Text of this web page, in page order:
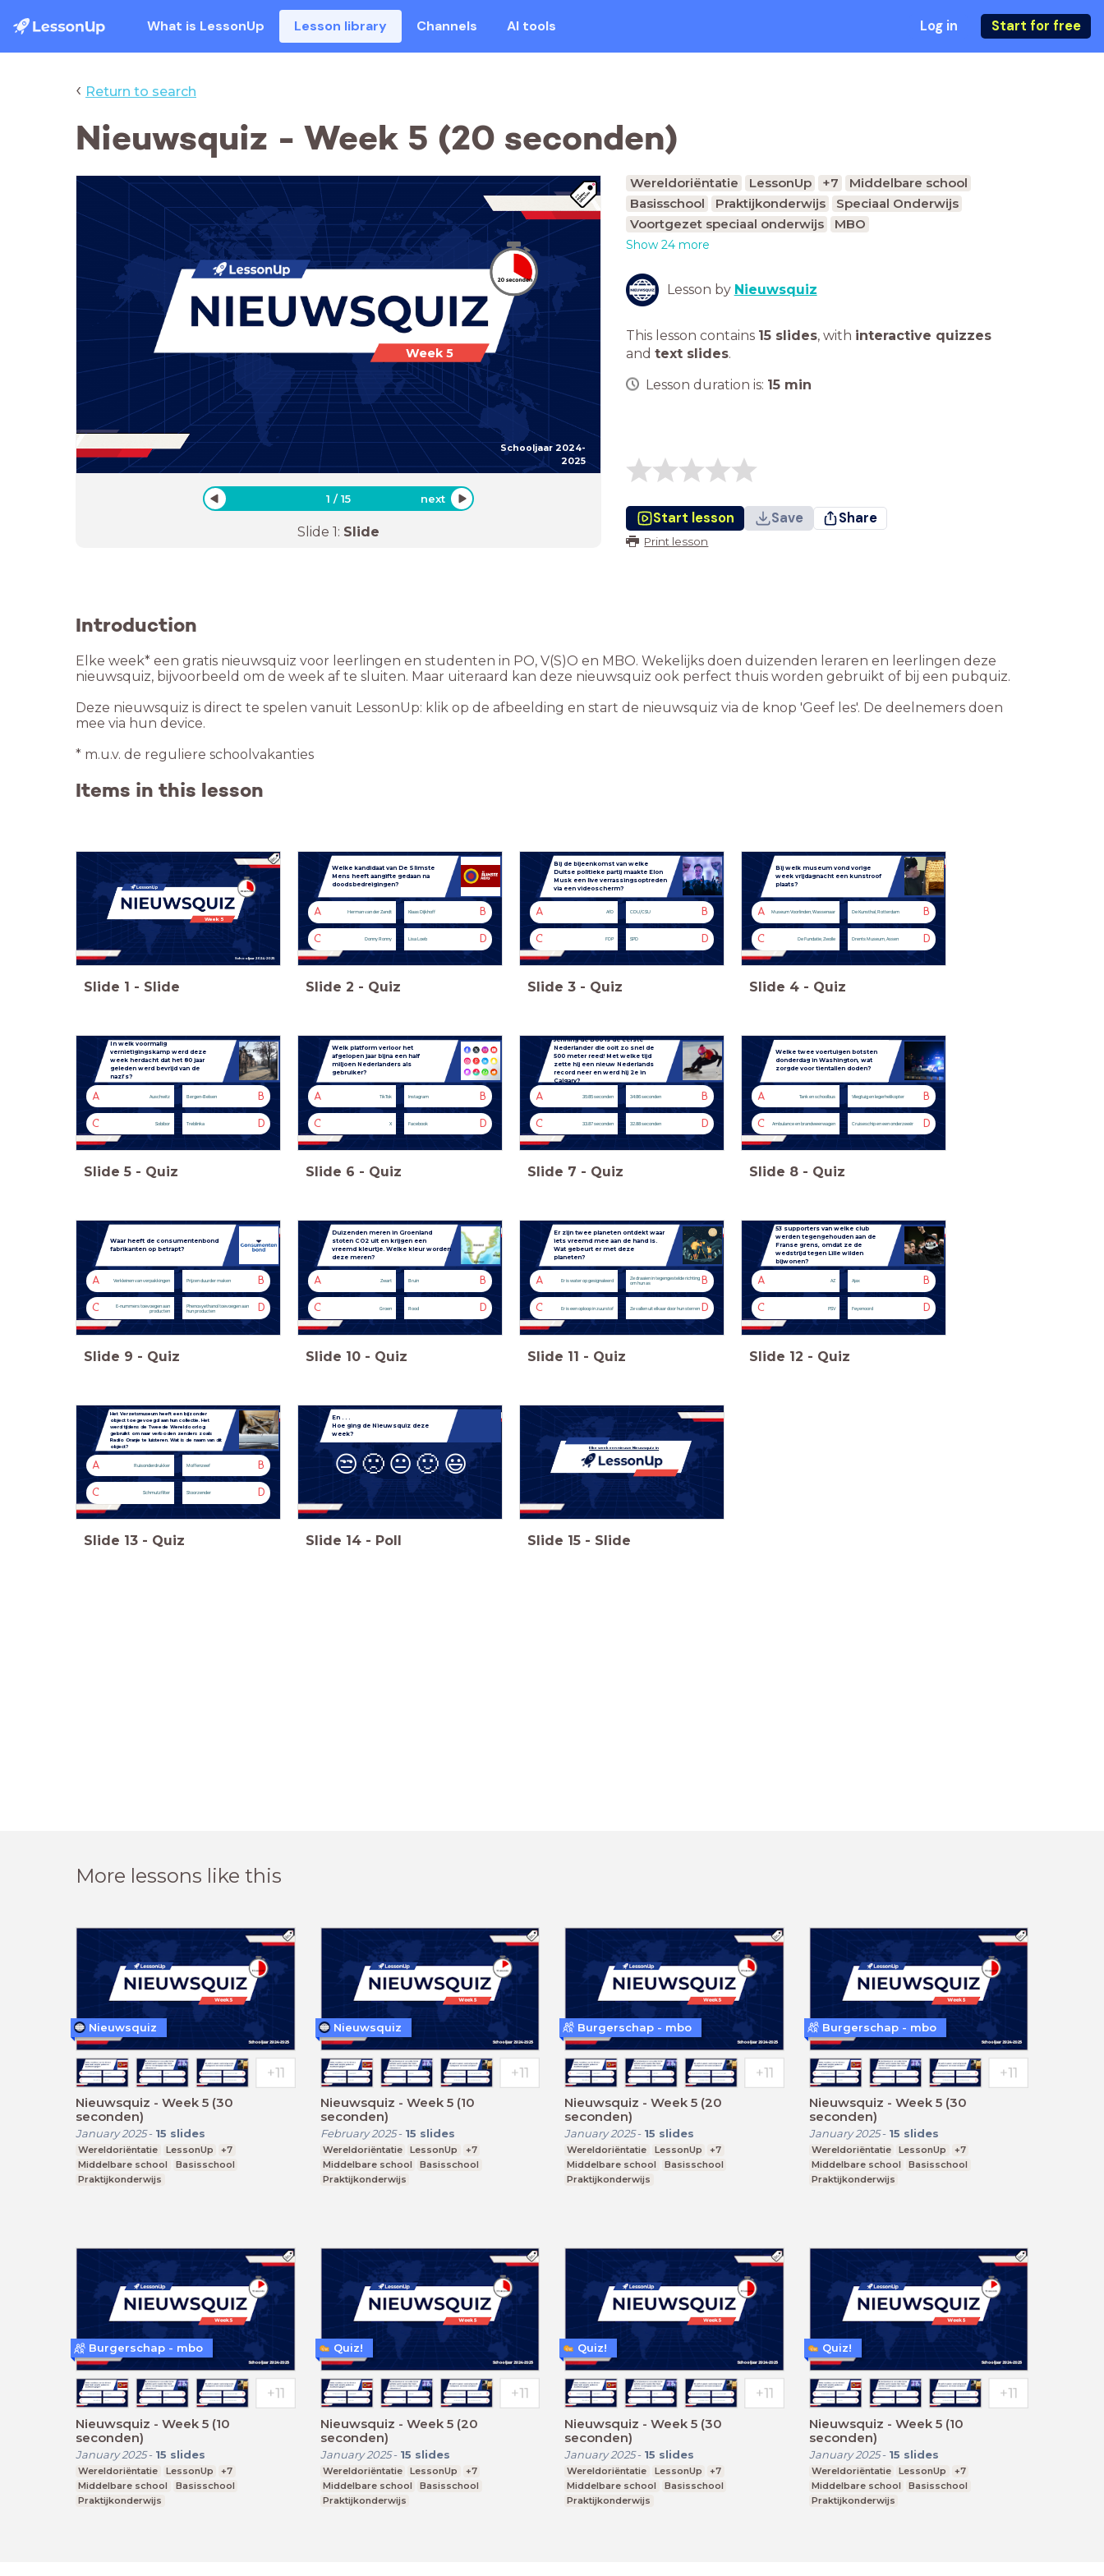
What is LessonUp Lesson library Channels AI tools Log in Start for free
‹ Return to search
Nieuwsquiz - Week 5 (20 seconden)
Week 5
Schooljaar 2024-
2025
1 /15 next
Slide 1: Slide
Wereldoriëntatie LessonUp +7
Middelbare school
Basisschool
Praktijkonderwijs
Speciaal Onderwijs
Voortgezet speciaal onderwijs
MBO
Show 24 more
Lesson by Nieuwsquiz
This lesson contains 15 slides, with interactive quizzes
and text slides.
Lesson duration is: 15 min
Start lesson Save Share
Print lesson
Introduction
Elke week* een gratis nieuwsquiz voor leerlingen en studenten in PO, V(S)O en MBO. Wekelijks doen duizenden leraren en leerlingen deze
nieuwsquiz, bijvoorbeeld om de week af te sluiten. Maar uiteraard kan deze nieuwsquiz ook perfect thuis worden gebruikt of bij een pubquiz.
Deze nieuwsquiz is direct te spelen vanuit LessonUp: klik op de afbeelding en start de nieuwsquiz via de knop 'Geef les'. De deelnemers doen
mee via hun device.
* m.u.v. de reguliere schoolvakanties
Items in this lesson
Week 5
Schooljaar 2024-2025
Slide 1 - Slide
Welke kandidaat van De Slimste
Mens heeft aangifte gedaan na
doodsbedreigingen?
A Herman van der Zandt B
Klaas Dijkhoff
C Donny Ronny D
Lisa Loeb
Slide 2 - Quiz
Bij de bijeenkomst van welke
Duitse politieke partij maakte Elon
Musk een live verrassingsoptreden
via een videoscherm?
A AfD B
CDU/CSU
C FDP D
SPD
Slide 3 - Quiz
Bij welk museum vond vorige
week vrijdagnacht een kunstroof
plaats?
A Museum Voorlinden, Wassenaar B
De Kunsthal, Rotterdam
C De Fundatie, Zwolle D
Drents Museum, Assen
Slide 4 - Quiz
In welk voormalig
vernietigingskamp werd deze
week herdacht dat het 80 jaar
geleden werd bevrijd van de
nazi’s?
A Auschwitz B
Bergen-Belsen
C Sobibor D
Treblinka
Slide 5 - Quiz
Welk platform verloor het
afgelopen jaar bijna een half
miljoen Nederlanders als
gebruiker?
A TikTok B
Instagram
C X D
Facebook
Slide 6 - Quiz
Jenning de Boo is de eerste
Nederlander die ooit zo snel de
500 meter reed! Met welke tijd
zette hij een nieuw Nederlands
record neer en werd hij 2e in
Calgary?
A 35:85 seconden B
34:86 seconden
C 33.87 seconden D
32.88 seconden
Slide 7 - Quiz
Welke twee voertuigen botsten
donderdag in Washington, wat
zorgde voor tientallen doden?
A Tank en schoolbus B
Vliegtuig en legerhelikopter
C Ambulance en brandweerwagen D
Cruiseschip en een onderzeeër
Slide 8 - Quiz
Waar heeft de consumentenbond
fabrikanten op betrapt?
A Verkleinen van verpakkingen B
Prijzen duurder maken
C
E-nummers toevoegen aan
producten
D
Phenoxyethanol toevoegen aan
hun producten
Slide 9 - Quiz
Duizenden meren in Groenland
stoten CO2 uit en krijgen een
vreemd kleurtje. Welke kleur worden
deze meren?
A Zwart B
Bruin
C Groen D
Rood
Slide 10 - Quiz
Er zijn twee planeten ontdekt waar
iets vreemd mee aan de hand is.
Wat gebeurt er met deze
planeten?
A Er is water op gesignaleerd B
Ze draaien in tegengestelde richting
om hun as
C Er is een oploop in zuurstof D
Ze vallen uit elkaar door hun sterren
Slide 11 - Quiz
53 supporters van welke club
werden tegengehouden aan de
Franse grens, omdat ze de
wedstrijd tegen Lille wilden
bijwonen?
A AZ B
Ajax
C PSV D
Feyenoord
Slide 12 - Quiz
Het Verzetsmuseum heeft een bijzonder
object toegevoegd aan hun collectie. Het
werd tijdens de Tweede Wereldoorlog
gebruikt om naar verboden zenders zoals
Radio Oranje te luisteren. Wat is de naam van dit
object?
A Ruisonderdrukker B
Moffenzeef
C Schmutzfilter D
Stoorzender
Slide 13 - Quiz
En . . .
Hoe ging de Nieuwsquiz deze
week?
😒🙁 😐🙂 😃
Slide 14 - Poll
Elke week een nieuwe Nieuwsquiz in
Slide 15 - Slide
More lessons like this
Nieuwsquiz - Week 5 (30
seconden)
January 2025- 15 slides
Wereldoriëntatie LessonUp
+7
Middelbare school
Basisschool
Praktijkonderwijs
Nieuwsquiz
Nieuwsquiz - Week 5 (10
seconden)
February 2025- 15 slides
Wereldoriëntatie LessonUp
+7
Middelbare school
Basisschool
Praktijkonderwijs
Nieuwsquiz
Nieuwsquiz - Week 5 (20
seconden)
January 2025- 15 slides
Wereldoriëntatie LessonUp
+7
Middelbare school
Basisschool
Praktijkonderwijs
Burgerschap - mbo
Nieuwsquiz - Week 5 (30
seconden)
January 2025- 15 slides
Wereldoriëntatie LessonUp
+7
Middelbare school
Basisschool
Praktijkonderwijs
Burgerschap - mbo
Nieuwsquiz - Week 5 (10
seconden)
January 2025- 15 slides
Wereldoriëntatie LessonUp
+7
Middelbare school
Basisschool
Praktijkonderwijs
Burgerschap - mbo
Nieuwsquiz - Week 5 (20
seconden)
January 2025- 15 slides
Wereldoriëntatie LessonUp
+7
Middelbare school
Basisschool
Praktijkonderwijs
Quiz!
Nieuwsquiz - Week 5 (30
seconden)
January 2025- 15 slides
Wereldoriëntatie LessonUp
+7
Middelbare school
Basisschool
Praktijkonderwijs
Quiz!
Nieuwsquiz - Week 5 (10
seconden)
January 2025- 15 slides
Wereldoriëntatie LessonUp
+7
Middelbare school
Basisschool
Praktijkonderwijs
Quiz!